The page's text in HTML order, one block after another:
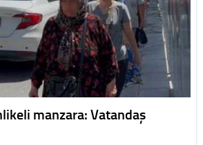
manzara: Vatandaş